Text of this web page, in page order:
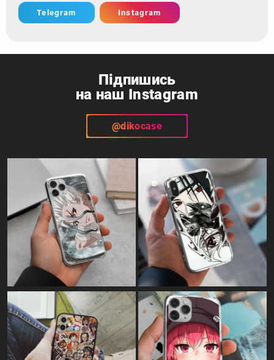
Telegram Instagram
Підпишись
на наш Instagram
@dikocase